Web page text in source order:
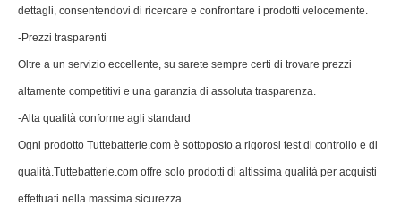
dettagli, consentendovi di ricercare e confrontare i prodotti velocemente.
-Prezzi trasparenti
Oltre a un servizio eccellente, su sarete sempre certi di trovare prezzi
altamente competitivi e una garanzia di assoluta trasparenza.
-Alta qualità conforme agli standard
Ogni prodotto Tuttebatterie.com è sottoposto a rigorosi test di controllo e di
qualità.Tuttebatterie.com offre solo prodotti di altissima qualità per acquisti
effettuati nella massima sicurezza.